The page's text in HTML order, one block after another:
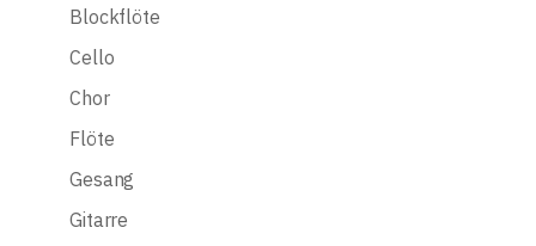
Blockflöte
Cello
Chor
Flöte
Gesang
Gitarre